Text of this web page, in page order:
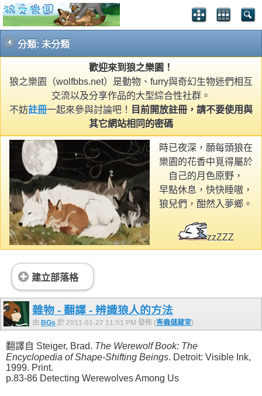
分類: 未分類
歡迎來到狼之樂園！
狼之樂園（wolfbbs.net）是動物、furry與奇幻生物迷們相互
交流以及分享作品的大型綜合性社群。
不妨註冊一起來參與討論吧！
目前開放註冊，請不要使用與
其它網站相同的密碼
時已夜深，願每頭狼在
樂園的花香中覓得屬於
自己的月色原野，
早點休息，快快睡嗷，
狼兒們，酣然入夢鄉。
zzZZZ
建立部落格
雜物 - 翻譯 - 辨識狼人的方法
由 BGs 於 2011-01-27 11:51 PM 發佈 (害蟲儲藏室)
翻譯自 Steiger, Brad. The Werewolf Book: The
Encyclopedia of Shape-Shifting Beings. Detroit: Visible Ink,
1999. Print.
p.83-86 Detecting Werewolves Among Us